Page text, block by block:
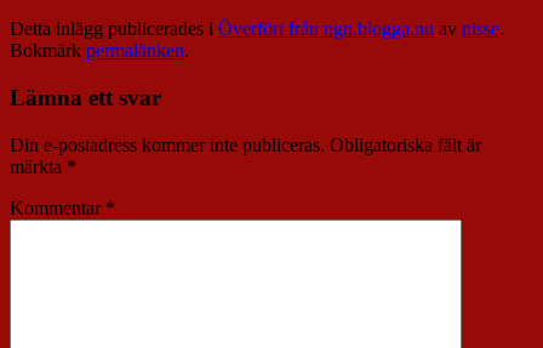
Detta inlägg publicerades i Överfört från ngn.blogga.nu av nisse.
Bokmärk permalänken.
Lämna ett svar
Din e-postadress kommer inte publiceras. Obligatoriska fält är
märkta *
Kommentar *